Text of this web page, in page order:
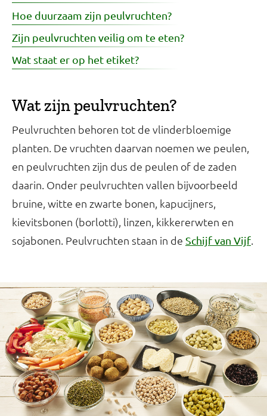
Hoe duurzaam zijn peulvruchten?
Zijn peulvruchten veilig om te eten?
Wat staat er op het etiket?
Wat zijn peulvruchten?
Peulvruchten behoren tot de vlinderbloemige
planten. De vruchten daarvan noemen we peulen,
en peulvruchten zijn dus de peulen of de zaden
daarin. Onder peulvruchten vallen bijvoorbeeld
bruine, witte en zwarte bonen, kapucijners,
kievitsbonen (borlotti), linzen, kikkererwten en
sojabonen. Peulvruchten staan in de Schijf van Vijf.